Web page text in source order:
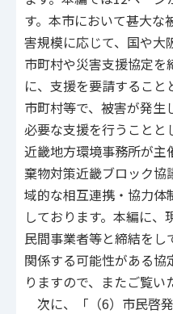
す。本市において甚大な
害規模に応じて、国や大
市町村や災害支援協定
に、支援を要請すること
市町村等で、被害が発生
必要な支援を行うことと
近畿地方環境事務所が主
棄物対策近畿ブロック
域的な相互連携・協力体
しております。本編に、
民間事業者等と締結を
関係する可能性がある
りますので、またご覧い
次に、「（6）市民啓